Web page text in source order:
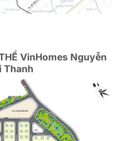
VinHomes Nguyễn
Thanh